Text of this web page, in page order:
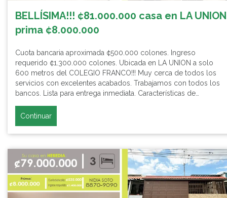
BELLÍSIMA!!! ¢81.000.000 casa en LA UNION
prima ¢8.000.000
Cuota bancaria aproximada ¢500.000 colones. Ingreso
requerido ¢1.300.000 colones. Ubicada en LA UNION a solo
600 metros del COLEGIO FRANCO!!! Muy cerca de todos los
servicios con excelentes acabados. Trabajamos con todos los
bancos. Lista para entrega inmediata. Características de…
Continuar